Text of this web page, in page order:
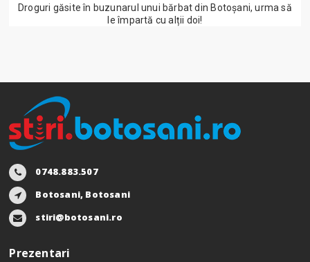
Droguri găsite în buzunarul unui bărbat din Botoșani, urma să
le împartă cu alții doi!
0748.883.507
Botosani, Botosani
stiri@botosani.ro
Prezentari